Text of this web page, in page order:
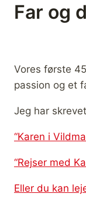
Far og
Vores første
passion og et
Jeg har
“Karen i
“Rejser med
Eller du kan